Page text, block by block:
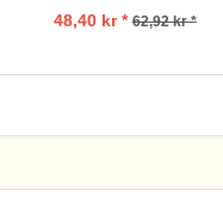
48,40 kr * 62,92 kr *